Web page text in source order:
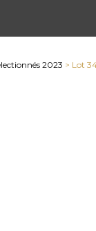
2023 > Lot